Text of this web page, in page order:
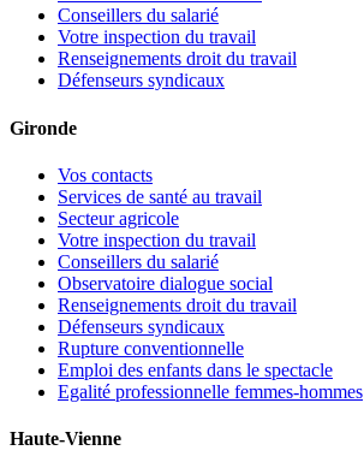
Conseillers du salarié
Votre inspection du travail
Renseignements droit du travail
Défenseurs syndicaux
Gironde
Vos contacts
Services de santé au travail
Secteur agricole
Votre inspection du travail
Conseillers du salarié
Observatoire dialogue social
Renseignements droit du travail
Défenseurs syndicaux
Rupture conventionnelle
Emploi des enfants dans le spectacle
Egalité professionnelle femmes-hommes
Haute-Vienne